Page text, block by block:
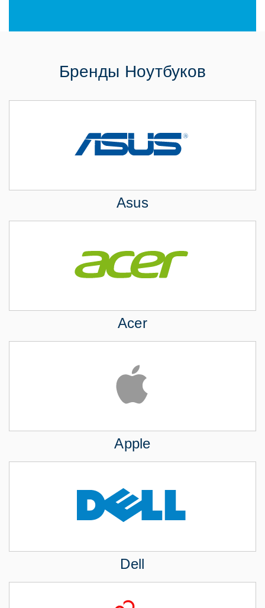
Бренды Ноутбуков
Asus
Acer
Apple
Dell